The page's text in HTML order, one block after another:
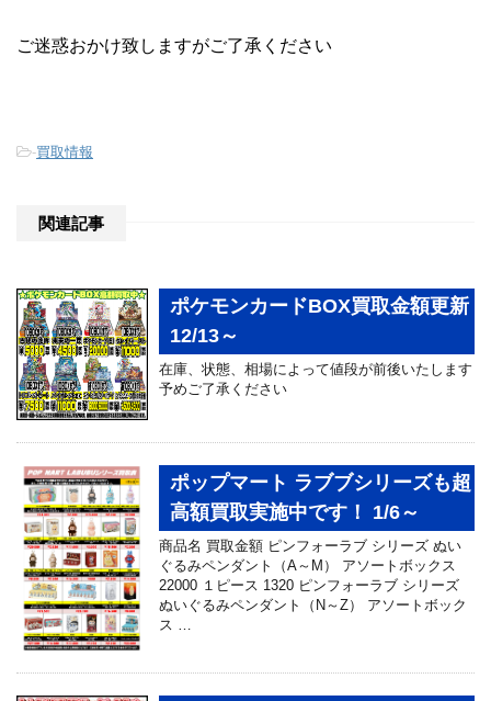
ご迷惑おかけ致しますがご了承ください
-買取情報
関連記事
ポケモンカードBOX買取金額更新
12/13～
在庫、状態、相場によって値段が前後いたします
予めご了承ください
ポップマート ラブブシリーズも超
高額買取実施中です！ 1/6～
商品名 買取金額 ピンフォーラブ シリーズ ぬい
ぐるみペンダント（A～M） アソートボックス
22000 １ピース 1320 ピンフォーラブ シリーズ
ぬいぐるみペンダント（N～Z） アソートボック
ス …